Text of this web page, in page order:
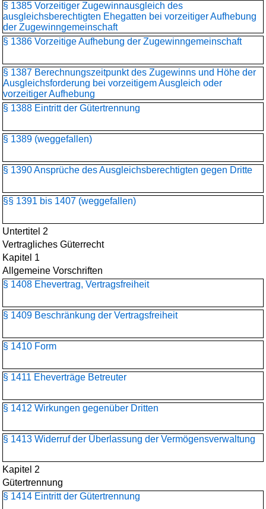
§ 1385 Vorzeitiger Zugewinnausgleich des
ausgleichsberechtigten Ehegatten bei vorzeitiger Aufhebung
der Zugewinngemeinschaft
§ 1386 Vorzeitige Aufhebung der Zugewinngemeinschaft
§ 1387 Berechnungszeitpunkt des Zugewinns und Höhe der
Ausgleichsforderung bei vorzeitigem Ausgleich oder
vorzeitiger Aufhebung
§ 1388 Eintritt der Gütertrennung
§ 1389 (weggefallen)
§ 1390 Ansprüche des Ausgleichsberechtigten gegen Dritte
§§ 1391 bis 1407 (weggefallen)
Untertitel 2
Vertragliches Güterrecht
Kapitel 1
Allgemeine Vorschriften
§ 1408 Ehevertrag, Vertragsfreiheit
§ 1409 Beschränkung der Vertragsfreiheit
§ 1410 Form
§ 1411 Eheverträge Betreuter
§ 1412 Wirkungen gegenüber Dritten
§ 1413 Widerruf der Überlassung der Vermögensverwaltung
Kapitel 2
Gütertrennung
§ 1414 Eintritt der Gütertrennung